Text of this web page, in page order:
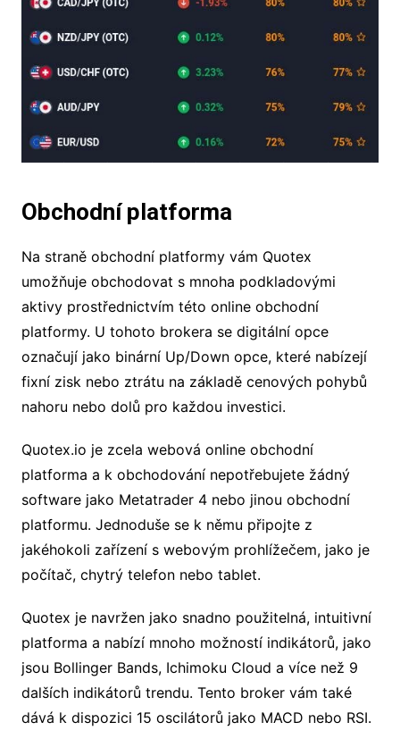
Obchodní platforma
Na straně obchodní platformy vám Quotex
umožňuje obchodovat s mnoha podkladovými
aktivy prostřednictvím této online obchodní
platformy. U tohoto brokera se digitální opce
označují jako binární Up/Down opce, které nabízejí
fixní zisk nebo ztrátu na základě cenových pohybů
nahoru nebo dolů pro každou investici.
Quotex.io je zcela webová online obchodní
platforma a k obchodování nepotřebujete žádný
software jako Metatrader 4 nebo jinou obchodní
platformu. Jednoduše se k němu připojte z
jakéhokoli zařízení s webovým prohlížečem, jako je
počítač, chytrý telefon nebo tablet.
Quotex je navržen jako snadno použitelná, intuitivní
platforma a nabízí mnoho možností indikátorů, jako
jsou Bollinger Bands, Ichimoku Cloud a více než 9
dalších indikátorů trendu. Tento broker vám také
dává k dispozici 15 oscilátorů jako MACD nebo RSI.